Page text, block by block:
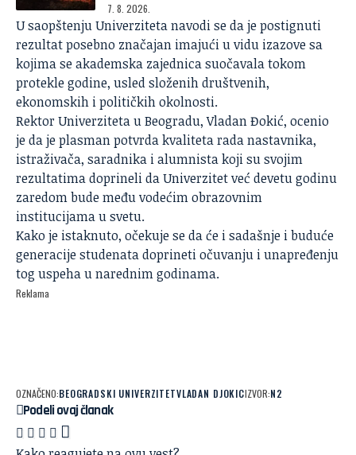
7. 8. 2026.
U saopštenju Univerziteta navodi se da je postignuti
rezultat posebno značajan imajući u vidu izazove sa
kojima se akademska zajednica suočavala tokom
protekle godine, usled složenih društvenih,
ekonomskih i političkih okolnosti.
Rektor Univerziteta u Beogradu,Vladan Đokić, ocenio
je da je plasman potvrda kvaliteta rada nastavnika,
istraživača, saradnika i alumnista koji su svojim
rezultatima doprineli da Univerzitet već devetu godinu
zaredom bude među vodećim obrazovnim
institucijama u svetu.
Kako je istaknuto, očekuje se da će i sadašnje i buduće
generacije studenata doprineti očuvanju i unapređenju
tog uspeha u narednim godinama.
Reklama
OZNAČENO:BEOGRADSKI UNIVERZITETVLADAN DJOKICIZVOR:N2
Podeli ovaj članak